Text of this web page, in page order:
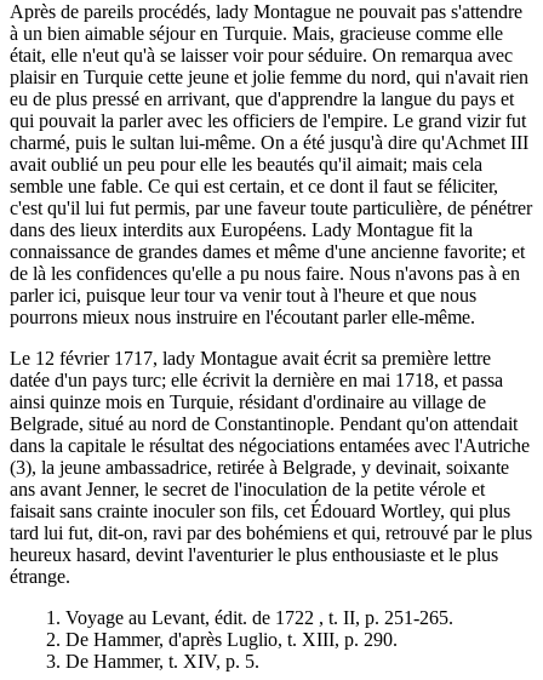
Après de pareils procédés, lady Montague ne pouvait pas s'attendre
à un bien aimable séjour en Turquie. Mais, gracieuse comme elle
était, elle n'eut qu'à se laisser voir pour séduire. On remarqua avec
plaisir en Turquie cette jeune et jolie femme du nord, qui n'avait rien
eu de plus pressé en arrivant, que d'apprendre la langue du pays et
qui pouvait la parler avec les officiers de l'empire. Le grand vizir fut
charmé, puis le sultan lui-même. On a été jusqu'à dire qu'Achmet III
avait oublié un peu pour elle les beautés qu'il aimait; mais cela
semble une fable. Ce qui est certain, et ce dont il faut se féliciter,
c'est qu'il lui fut permis, par une faveur toute particulière, de pénétrer
dans des lieux interdits aux Européens. Lady Montague fit la
connaissance de grandes dames et même d'une ancienne favorite; et
de là les confidences qu'elle a pu nous faire. Nous n'avons pas à en
parler ici, puisque leur tour va venir tout à l'heure et que nous
pourrons mieux nous instruire en l'écoutant parler elle-même.
Le 12 février 1717, lady Montague avait écrit sa première lettre
datée d'un pays turc; elle écrivit la dernière en mai 1718, et passa
ainsi quinze mois en Turquie, résidant d'ordinaire au village de
Belgrade, situé au nord de Constantinople. Pendant qu'on attendait
dans la capitale le résultat des négociations entamées avec l'Autriche
(3), la jeune ambassadrice, retirée à Belgrade, y devinait, soixante
ans avant Jenner, le secret de l'inoculation de la petite vérole et
faisait sans crainte inoculer son fils, cet Édouard Wortley, qui plus
tard lui fut, dit-on, ravi par des bohémiens et qui, retrouvé par le plus
heureux hasard, devint l'aventurier le plus enthousiaste et le plus
étrange.
1. Voyage au Levant, édit. de 1722 , t. II, p. 251-265.
2. De Hammer, d'après Luglio, t. XIII, p. 290.
3. De Hammer, t. XIV, p. 5.